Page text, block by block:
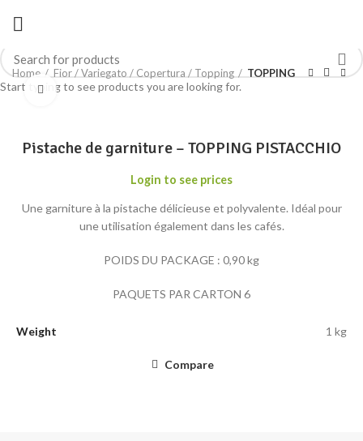
Home Fior / Variegato / Copertura / Topping
TOPPING
Click to enlarge
Pistache de garniture – TOPPING PISTACCHIO
Login to see prices
Une garniture à la pistache délicieuse et polyvalente. Idéal pour
une utilisation également dans les cafés.
POIDS DU PACKAGE : 0,90 kg
PAQUETS PAR CARTON 6
Weight 1 kg
Compare
Start typing to see products you are looking for.